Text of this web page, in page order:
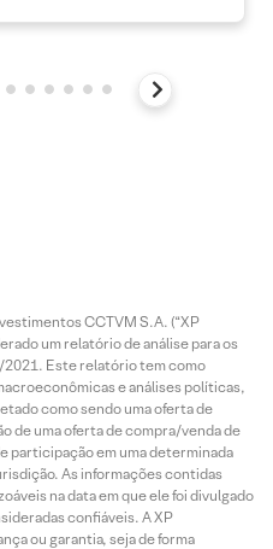
CCTVM S.A. (“XP
um relatório de análise para os
2021. Este relatório tem como
e análises políticas,
como sendo uma oferta de
de uma oferta de compra/venda de
participação em uma determinada
As informações contidas
na data em que ele foi divulgado
confiáveis. A XP
ou garantia, seja de forma